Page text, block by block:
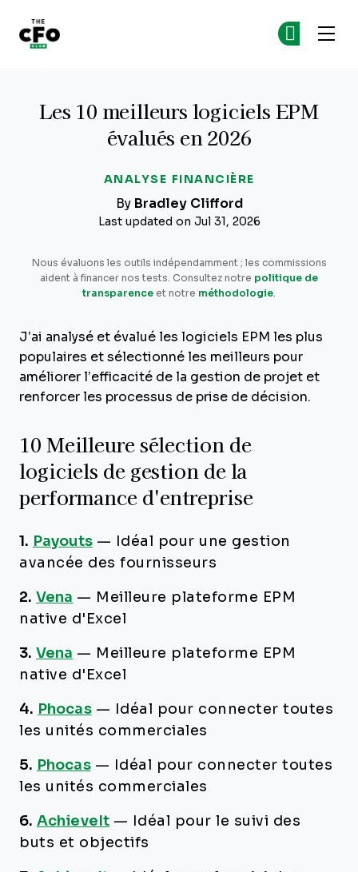
ANALYSE FINANCIÈRE
Les 10 meilleurs logiciels EPM
évalués en 2026
By Bradley Clifford
Last updated on Jul 31, 2026
Nous évaluons les outils indépendamment ; les commissions
aident à financer nos tests. Consultez notre politique de
transparence et notre méthodologie.
J’ai analysé et évalué les logiciels EPM les plus
populaires et sélectionné les meilleurs pour
améliorer l’efficacité de la gestion de projet et
renforcer les processus de prise de décision.
10 Meilleure sélection de
logiciels de gestion de la
performance d'entreprise
1. Payouts —
Idéal pour une gestion
avancée des fournisseurs
2. Vena — Meilleure plateforme EPM
native d'Excel
3. Vena — Meilleure plateforme EPM
native d'Excel
4. Phocas —
Idéal pour connecter toutes
les unités commerciales
5. Phocas —
Idéal pour connecter toutes
les unités commerciales
6. AchieveIt —
Idéal pour le suivi des
buts et objectifs